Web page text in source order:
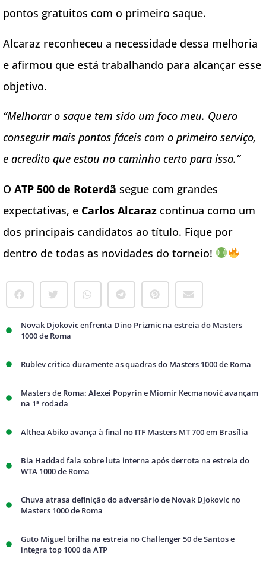
pontos gratuitos com o primeiro saque.
Alcaraz reconheceu a necessidade dessa melhoria
e afirmou que está trabalhando para alcançar esse
objetivo.
“Melhorar o saque tem sido um foco meu. Quero
conseguir mais pontos fáceis com o primeiro serviço,
e acredito que estou no caminho certo para isso.”
O ATP 500 de Roterdã segue com grandes
expectativas, e Carlos Alcaraz continua como um
dos principais candidatos ao título. Fique por
dentro de todas as novidades do torneio!
Novak Djokovic enfrenta Dino Prizmic na estreia do Masters
1000 de Roma
Rublev critica duramente as quadras do Masters 1000 de Roma
Masters de Roma: Alexei Popyrin e Miomir Kecmanović avançam
na 1ª rodada
Althea Abiko avança à final no ITF Masters MT 700 em Brasília
Bia Haddad fala sobre luta interna após derrota na estreia do
WTA 1000 de Roma
Chuva atrasa definição do adversário de Novak Djokovic no
Masters 1000 de Roma
Guto Miguel brilha na estreia no Challenger 50 de Santos e
integra top 1000 da ATP